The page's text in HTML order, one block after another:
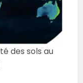
des sols au